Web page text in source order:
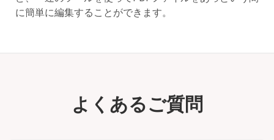
に簡単に編集することができます。
よくあるご質問